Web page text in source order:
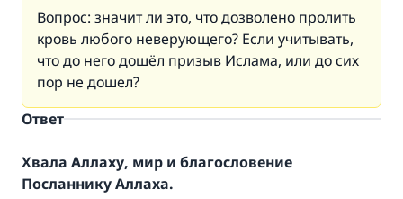
Вопрос: значит ли это, что дозволено пролить
кровь любого неверующего? Если учитывать,
что до него дошёл призыв Ислама, или до сих
пор не дошел?
Ответ
Хвала Аллаху, мир и благословение
Посланнику Аллаха.